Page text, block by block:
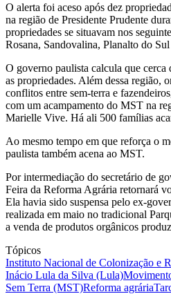
O alerta foi aceso após dez
na região de Presidente Prudente
propriedades se situavam nos
Rosana, Sandovalina, Planalto do
O governo paulista calcula que
as propriedades. Além dessa região,
conflitos entre sem-terra e
com um acampamento do MST na
Marielle Vive. Há ali 500 famílias
Ao mesmo tempo em que reforça o
paulista também acena ao MST.
Por intermediação do secretário de
Feira da Reforma Agrária retornará
Ela havia sido suspensa pelo ex-
realizada em maio no tradicional
a venda de produtos orgânicos
Tópicos
Instituto Nacional de Colonização e
Inácio Lula da Silva (Lula)
Sem Terra (MST)Reforma agrária